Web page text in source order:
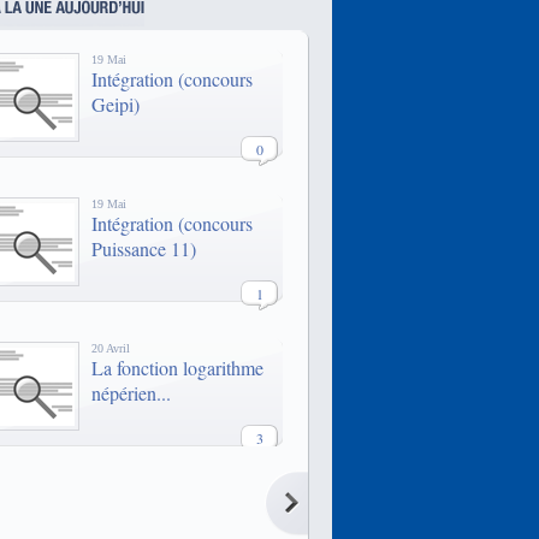
L'institut Supérieur d'Electronique de
spécialisée dans l'informatique,
l'électronique et les
télécommunications.
19 Mai
Intégration (concours
Geipi)
0
19 Mai
Intégration (concours
Puissance 11)
1
20 Avril
La fonction logarithme
népérien...
3